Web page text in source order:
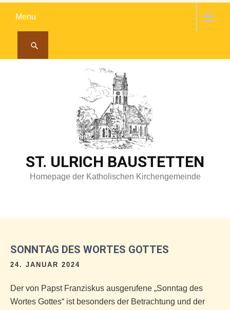
Menu
ST. ULRICH BAUSTETTEN
Homepage der Katholischen Kirchengemeinde
SONNTAG DES WORTES GOTTES
24. JANUAR 2024
Der von Papst Franziskus ausgerufene „Sonntag des
Wortes Gottes“ ist besonders der Betrachtung und der